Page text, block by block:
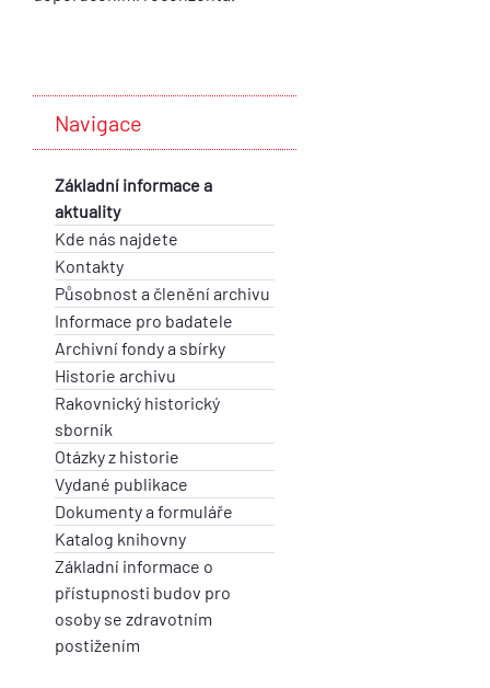
Navigace
Základní informace a
aktuality
Kde nás najdete
Kontakty
Působnost a členění archivu
Informace pro badatele
Archivní fondy a sbírky
Historie archivu
Rakovnický historický
sborník
Otázky z historie
Vydané publikace
Dokumenty a formuláře
Katalog knihovny
Základní informace o
přístupnosti budov pro
osoby se zdravotním
postižením